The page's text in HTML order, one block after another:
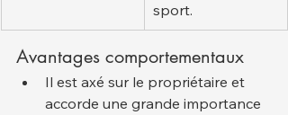
sport.
Avantages comportementaux
Il est axé sur le propriétaire et
accorde une grande importance